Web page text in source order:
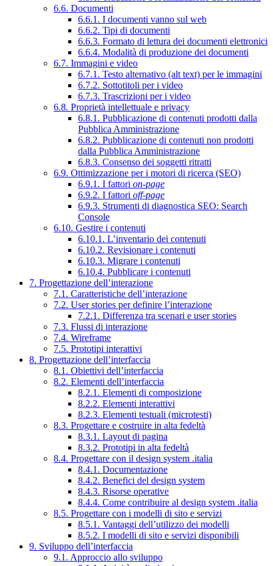
6.6. Documenti
6.6.1. I documenti vanno sul web
6.6.2. Tipi di documenti
6.6.3. Formato di lettura dei documenti elettronici
6.6.4. Modalità di produzione dei documenti
6.7. Immagini e video
6.7.1. Testo alternativo (alt text) per le immagini
6.7.2. Sottotitoli per i video
6.7.3. Trascrizioni per i video
6.8. Proprietà intellettuale e privacy
6.8.1. Pubblicazione di contenuti prodotti dalla
Pubblica Amministrazione
6.8.2. Pubblicazione di contenuti non prodotti
dalla Pubblica Amministrazione
6.8.3. Consenso dei soggetti ritratti
6.9. Ottimizzazione per i motori di ricerca (SEO)
6.9.1. I fattori on-page
6.9.2. I fattori off-page
6.9.3. Strumenti di diagnostica SEO: Search
Console
6.10. Gestire i contenuti
6.10.1. L’inventario dei contenuti
6.10.2. Revisionare i contenuti
6.10.3. Migrare i contenuti
6.10.4. Pubblicare i contenuti
7. Progettazione dell’interazione
7.1. Caratteristiche dell’interazione
7.2. User stories per definire l’interazione
7.2.1. Differenza tra scenari e user stories
7.3. Flussi di interazione
7.4. Wireframe
7.5. Prototipi interattivi
8. Progettazione dell’interfaccia
8.1. Obiettivi dell’interfaccia
8.2. Elementi dell’interfaccia
8.2.1. Elementi di composizione
8.2.2. Elementi interattivi
8.2.3. Elementi testuali (microtesti)
8.3. Progettare e costruire in alta fedeltà
8.3.1. Layout di pagina
8.3.2. Prototipi in alta fedeltà
8.4. Progettare con il design system .italia
8.4.1. Documentazione
8.4.2. Benefici del design system
8.4.3. Risorse operative
8.4.4. Come contribuire al design system .italia
8.5. Progettare con i modelli di sito e servizi
8.5.1. Vantaggi dell’utilizzo dei modelli
8.5.2. I modelli di sito e servizi disponibili
9. Sviluppo dell’interfaccia
9.1. Approccio allo sviluppo